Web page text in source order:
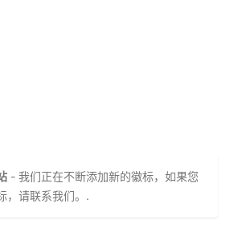
- 我们正在不断添加新的徽标，如果您
，请联系我们。.